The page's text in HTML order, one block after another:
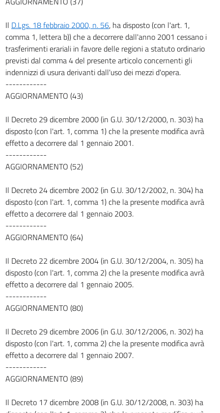
47
48
49
50
51
52
53
54
55
56
57
59
60
62
Capo II
DEI VEICOLI A TRAZIONE ANIMALE, SLITTE E VELOCIPEDI
64
65
67
68
69
70
VEICOLI A MOTORE E LORO RIMORCHI
Il D.Lgs. 18 febbraio 2000, n. 56, ha disposto (con l'art. 1,
comma 1, lettera b)) che a decorrere dall'anno 2001 cessano i
trasferimenti erariali in favore delle regioni a statuto ordinario
previsti dal comma 4 del presente articolo concernenti gli
indennizzi di usura derivanti dall'uso dei mezzi d'opera.
------------
AGGIORNAMENTO (43)
Il Decreto 29 dicembre 2000 (in G.U. 30/12/2000, n. 303) ha
disposto (con l'art. 1, comma 1) che la presente modifica avrà
effetto a decorrere dal 1 gennaio 2001.
------------
AGGIORNAMENTO (52)
Il Decreto 24 dicembre 2002 (in G.U. 30/12/2002, n. 304) ha
disposto (con l'art. 1, comma 1) che la presente modifica avrà
effetto a decorrere dal 1 gennaio 2003.
------------
AGGIORNAMENTO (64)
Il Decreto 22 dicembre 2004 (in G.U. 30/12/2004, n. 305) ha
disposto (con l'art. 1, comma 2) che la presente modifica avrà
effetto a decorrere dal 1 gennaio 2005.
------------
AGGIORNAMENTO (80)
Il Decreto 29 dicembre 2006 (in G.U. 30/12/2006, n. 302) ha
disposto (con l'art. 1, comma 2) che la presente modifica avrà
effetto a decorrere dal 1 gennaio 2007.
------------
AGGIORNAMENTO (89)
Il Decreto 17 dicembre 2008 (in G.U. 30/12/2008, n. 303) ha